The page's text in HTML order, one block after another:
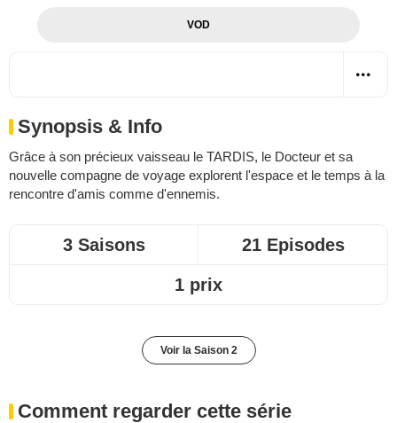
VOD
Synopsis & Info
Grâce à son précieux vaisseau le TARDIS, le Docteur et sa
nouvelle compagne de voyage explorent l'espace et le temps à la
rencontre d'amis comme d'ennemis.
3 Saisons 21 Episodes
1 prix
Voir la Saison 2
Comment regarder cette série